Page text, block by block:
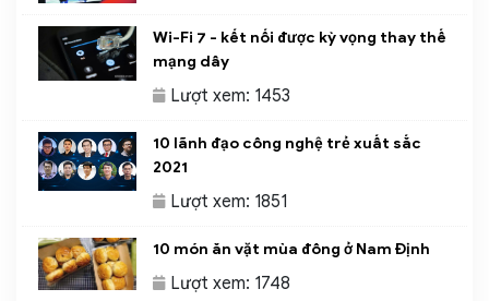
Wi-Fi 7 - kết nối được kỳ vọng thay thế
mạng dây
Lượt xem: 1453
10 lãnh đạo công nghệ trẻ xuất sắc
2021
Lượt xem: 1851
10 món ăn vặt mùa đông ở Nam Định
Lượt xem: 1748